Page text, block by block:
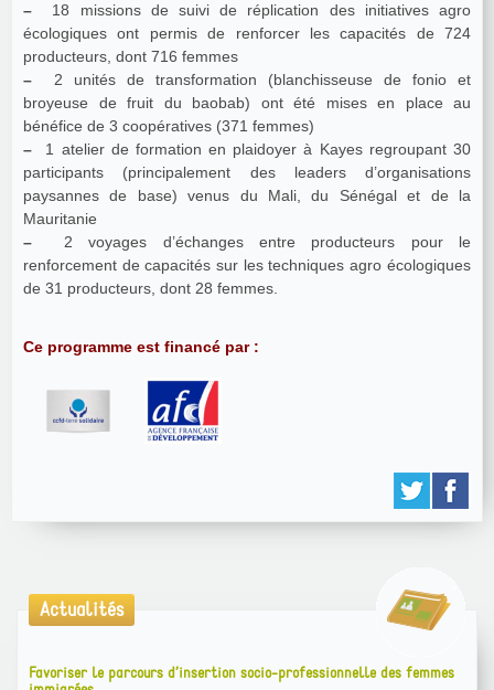
– 18 missions de suivi de réplication des initiatives agro
écologiques ont permis de renforcer les capacités de 724
producteurs, dont 716 femmes
– 2 unités de transformation (blanchisseuse de fonio et
broyeuse de fruit du baobab) ont été mises en place au
bénéfice de 3 coopératives (371 femmes)
– 1 atelier de formation en plaidoyer à Kayes regroupant 30
participants (principalement des leaders d’organisations
paysannes de base) venus du Mali, du Sénégal et de la
Mauritanie
– 2 voyages d’échanges entre producteurs pour le
renforcement de capacités sur les techniques agro écologiques
de 31 producteurs, dont 28 femmes.
Ce programme est financé par :
Actualités
Favoriser le parcours d’insertion socio-professionnelle des femmes